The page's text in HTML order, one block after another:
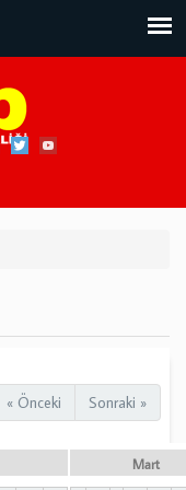
« Önceki Sonraki »
Mart